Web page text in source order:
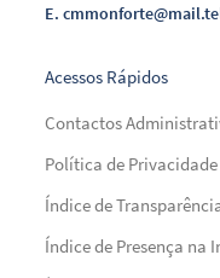
E.
Acessos Rápidos
Contactos
Política de Privacidade
Índice de
Índice de Presença na